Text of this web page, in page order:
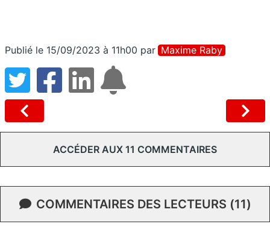
Publié le 15/09/2023 à 11h00 par Maxime Raby
ACCÉDER AUX 11 COMMENTAIRES
COMMENTAIRES DES LECTEURS (11)